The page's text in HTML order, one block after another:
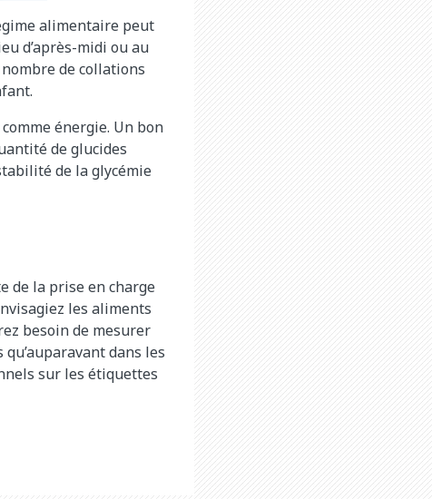
alimentaire peut
d’après-midi ou au
de collations
énergie. Un bon
de glucides
de la glycémie
de la prise en charge
les aliments
besoin de mesurer
dans les
sur les étiquettes